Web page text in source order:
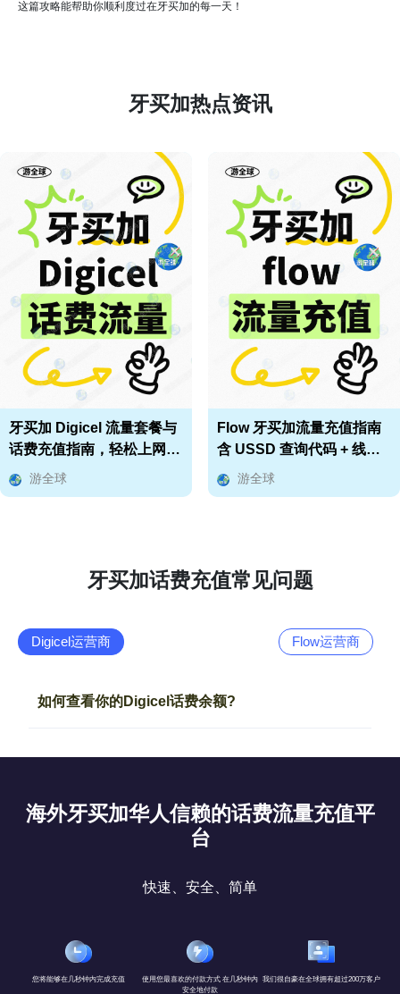
这篇攻略能帮助你顺利度过在牙买加的每一天！
牙买加热点资讯
牙买加 Digicel 流量套餐与
话费充值指南，轻松上网不
迷路游全球
Flow 牙买加流量充值指南
含 USSD 查询代码 + 线上
充值流程
游全球
牙买加话费充值常见问题
Digicel运营商 Flow运营商
如何查看你的Digicel话费余额?
海外牙买加华人信赖的话费流量充值平
台
快速、安全、简单
您将能够在几秒钟内完成充值
使用您最喜欢的付款方式 在几秒钟内
安全地付款
我们很自豪在全球拥有超过200万客户